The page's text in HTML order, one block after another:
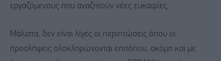
εργαζόμενους που αναζητούν νέες ευκαιρίες.
Μάλιστα, δεν είναι λίγες οι περιπτώσεις όπου οι
προσλήψεις ολοκληρώνονται επιτόπου, ακόμη και με